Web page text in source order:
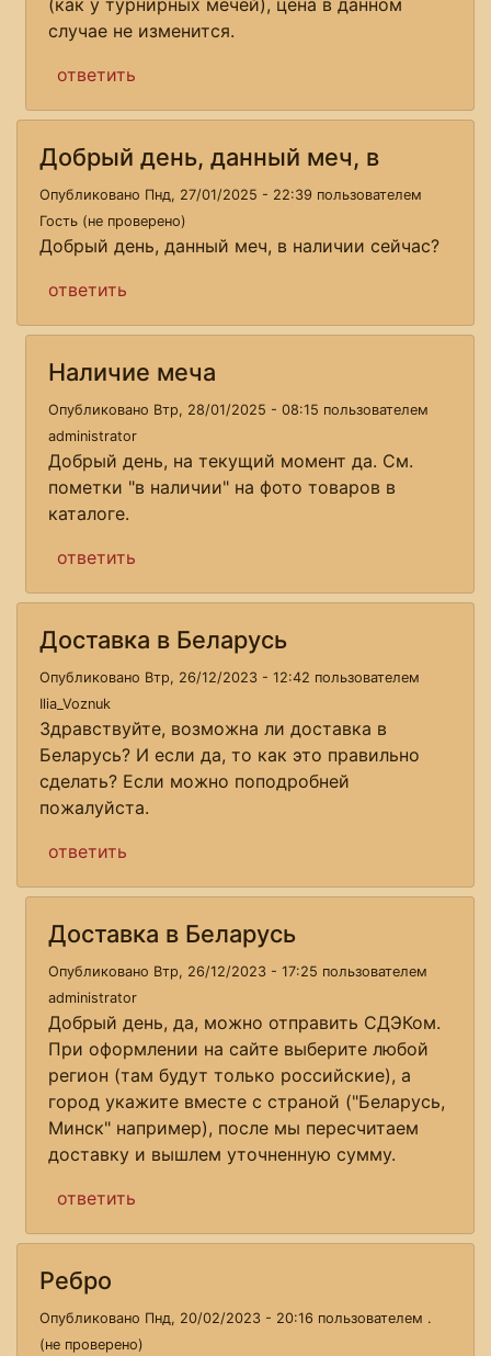
случае не изменится.
ответить
Добрый день, данный меч, в
Опубликовано Пнд, 27/01/2025 - 22:39 пользователем
Гость (не проверено)
Добрый день, данный меч, в наличии сейчас?
ответить
Наличие меча
Опубликовано Втр, 28/01/2025 - 08:15 пользователем
administrator
Добрый день, на текущий момент да. См.
пометки "в наличии" на фото товаров в
каталоге.
ответить
Доставка в Беларусь
Опубликовано Втр, 26/12/2023 - 12:42 пользователем
Ilia_Voznuk
Здравствуйте, возможна ли доставка в
Беларусь? И если да, то как это правильно
сделать? Если можно поподробней
пожалуйста.
ответить
Доставка в Беларусь
Опубликовано Втр, 26/12/2023 - 17:25 пользователем
administrator
Добрый день, да, можно отправить СДЭКом.
При оформлении на сайте выберите любой
регион (там будут только российские), а
город укажите вместе с страной ("Беларусь,
Минск" например), после мы пересчитаем
доставку и вышлем уточненную сумму.
ответить
Ребро
Опубликовано Пнд, 20/02/2023 - 20:16 пользователем .
(не проверено)